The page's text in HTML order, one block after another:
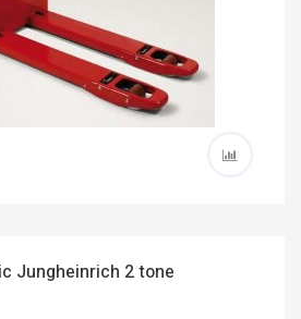
Jungheinrich 2 tone